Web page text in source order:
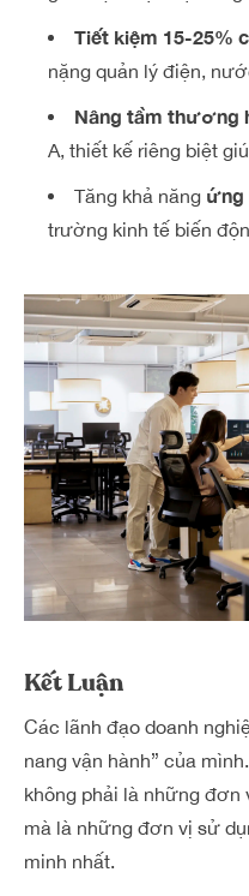
Tiết kiệm 15-25%
nặng quản lý điện,
Nâng tầm thương
A, thiết kế riêng biệt
Tăng khả năng ứng
trường kinh tế biến
Kết Luận
Các lãnh đạo doanh
nang vận hành” của
không phải là những đơn
mà là những đơn vị sử
minh nhất.